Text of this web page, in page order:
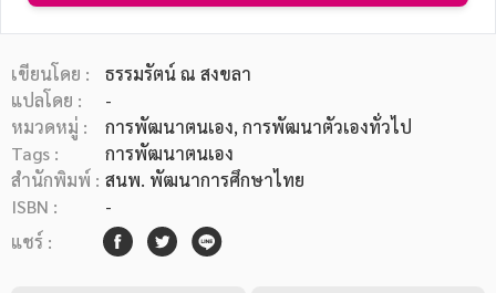
หมวดหมู่หนังสือ
หมวดหมู่ยอดนิยม
เขียนโดย :
ธรรมรัตน์ ณ สงขลา
แปลโดย :
-
หมวดหมู่ :
การพัฒนาตนเอง, การพัฒนาตัวเองทั่วไป
Tags :
การพัฒนาตนเอง
สำนักพิมพ์ : สนพ. พัฒนาการศึกษาไทย
ISBN :
-
แชร์ :